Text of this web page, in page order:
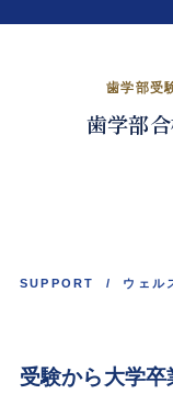
歯学部受
歯学部
歯学部合格
くわしく見る →
SUPPORT / ウェル
受験から大学卒